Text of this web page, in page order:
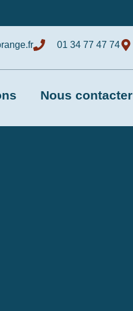
01 34 77 47 74
Nous contacter